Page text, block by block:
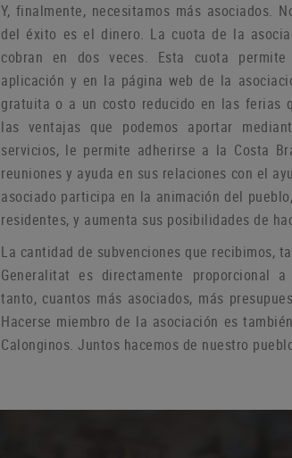
Y, finalmente, necesitamos más asociados.
del éxito es el dinero. La cuota de la
cobran en dos veces. Esta cuota
aplicación y en la página web de la
gratuita o a un costo reducido en las ferias
las ventajas que podemos aportar
servicios, le permite adherirse a la Costa
reuniones y ayuda en sus relaciones con el
asociado participa en la animación del
residentes, y aumenta sus posibilidades de
La cantidad de subvenciones que recibimos,
Generalitat es directamente proporcional
tanto, cuantos más asociados, más
Hacerse miembro de la asociación es
Calonginos. Juntos hacemos de nuestro